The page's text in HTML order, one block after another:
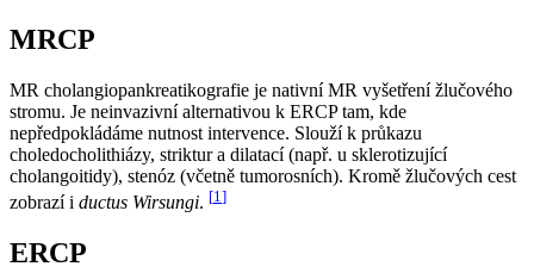
MRCP
MR cholangiopankreatikografie je nativní MR vyšetření žlučového
stromu. Je neinvazivní alternativou k ERCP tam, kde
nepředpokládáme nutnost intervence. Slouží k průkazu
choledocholithiázy, striktur a dilatací (např. u sklerotizující
cholangoitidy), stenóz (včetně tumorosních). Kromě žlučových cest
zobrazí i ductus Wirsungi. [1 ]
ERCP